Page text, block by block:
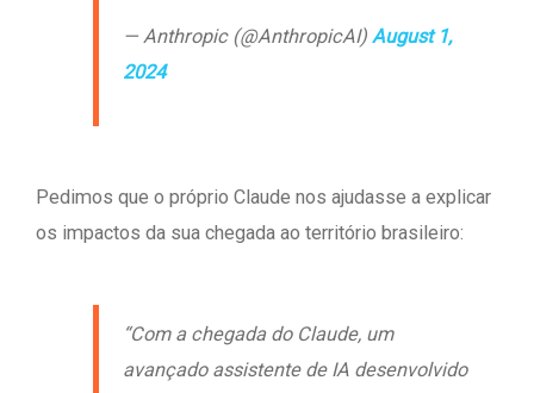
— Anthropic (@AnthropicAI) August 1,
2024
Pedimos que o próprio Claude nos ajudasse a explicar
os impactos da sua chegada ao território brasileiro:
“Com a chegada do Claude, um
avançado assistente de IA desenvolvido